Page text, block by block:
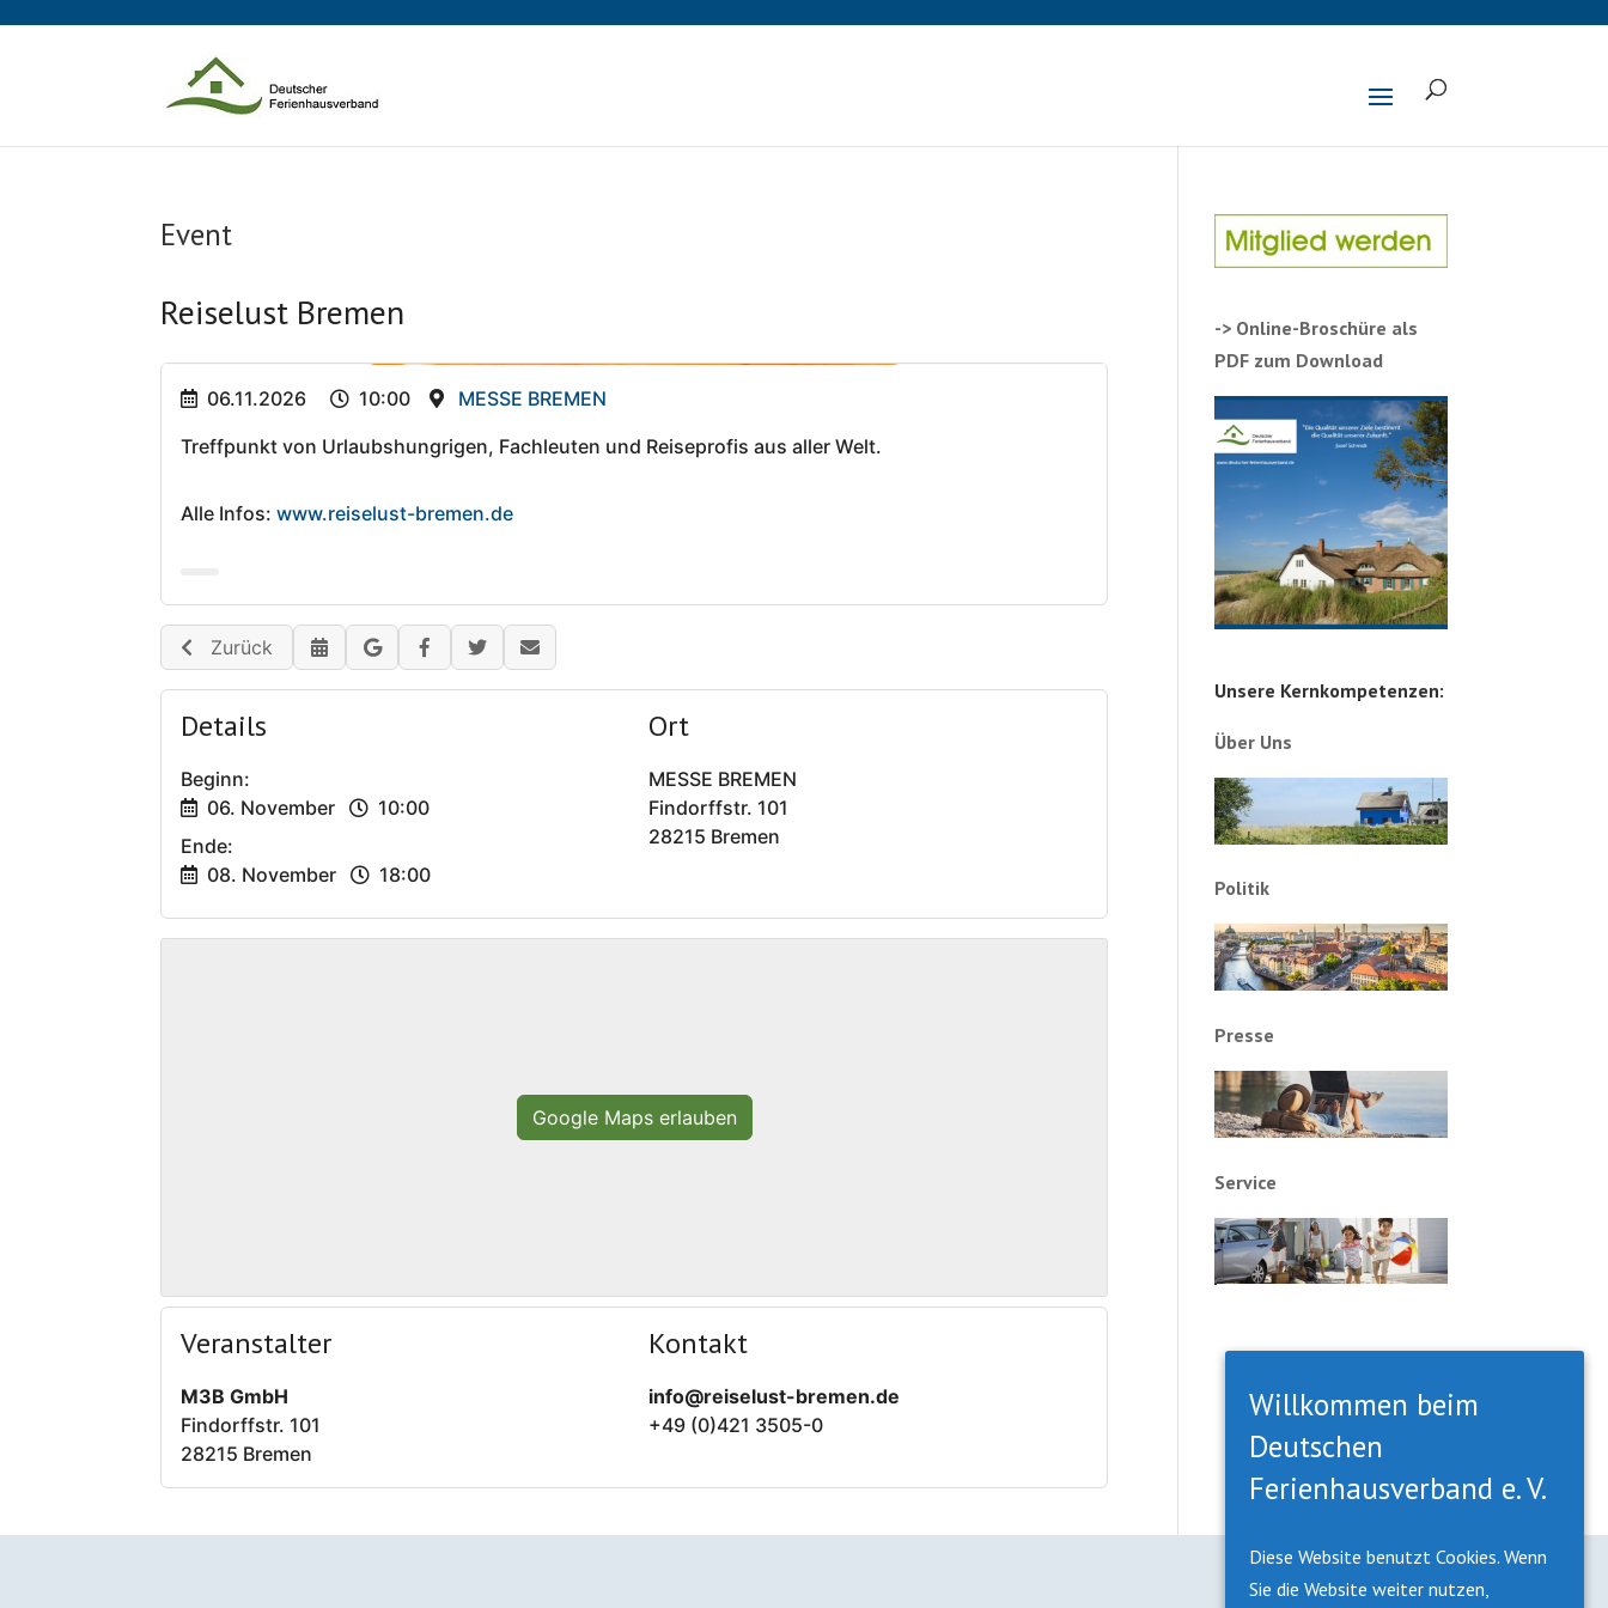
Event
Reiselust Bremen
06.11.2026 10:00
MESSE BREMEN
Treffpunkt von Urlaubshungrigen, Fachleuten und Reiseprofis aus aller Welt.
Alle Infos:www.reiselust-bremen.de
Zurück
Details
Beginn:
06. November
10:00
Ende:
08. November
18:00
Ort
MESSE BREMEN
Findorffstr. 101
28215 Bremen
Google Maps erlauben
Veranstalter
M3B GmbH
Findorffstr. 101
28215 Bremen
Kontakt
info@reiselust-bremen.de
+49 (0)421 3505-0
-> Online-Broschüre als
PDF zum Download
Unsere Kernkompetenzen:
Über Uns
Politik
Presse
Service
Willkommen beim
Deutschen
Ferienhausverband e. V.
Diese Website benutzt Cookies. Wenn
Sie die Website weiter nutzen,